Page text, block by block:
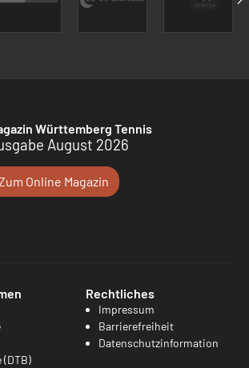
Württemberg Tennis
August 2026
Online Magazin
Rechtliches
Impressum
Barrierefreiheit
Datenschutzinformation